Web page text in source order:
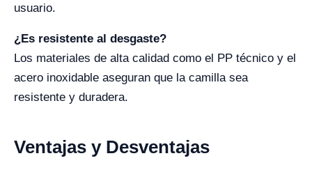
usuario.
¿Es resistente al desgaste?
Los materiales de alta calidad como el PP técnico y el
acero inoxidable aseguran que la camilla sea
resistente y duradera.
Ventajas y Desventajas